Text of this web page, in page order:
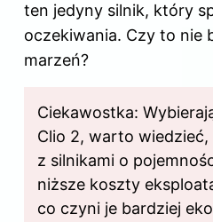
ten jedyny silnik, który
oczekiwania. Czy to nie
marzeń?
Ciekawostka:
Clio 2, warto
z silnikami o
niższe koszty
co czyni je bardziej